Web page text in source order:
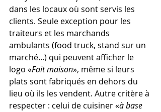
dans les locaux où sont servis les
clients. Seule exception pour les
traiteurs et les marchands
ambulants (food truck, stand sur un
marché...) qui peuvent afficher le
logo «Fait maison», même si leurs
plats sont fabriqués en dehors du
lieu où ils les vendent. Autre critère à
respecter : celui de cuisiner «à base